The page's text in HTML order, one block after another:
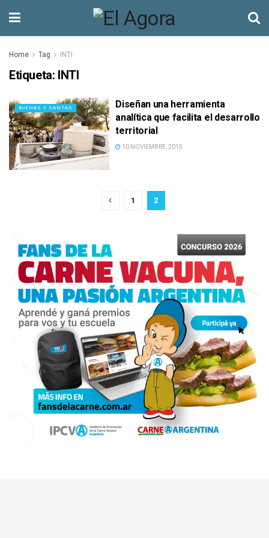
Home Tag INTI
Etiqueta: INTI
BUENAS Y SANTAS
Diseñan una herramienta
analítica que facilita el desarrollo
territorial
10 NOVIEMBRE, 2015
1 2